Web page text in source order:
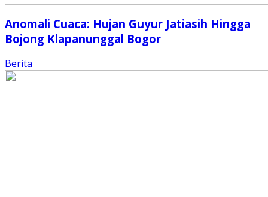
Anomali Cuaca: Hujan Guyur Jatiasih Hingga
Bojong Klapanunggal Bogor
Berita